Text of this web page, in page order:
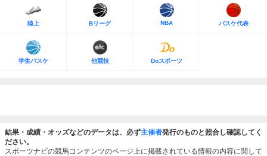
陸上 Bリーグ NBA バスケ代表
学生バスケ 他競技 Doスポーツ
結果・成績・オッズなどのデータは、必ず主催者発行のものと照合し確認してく
ださい。
スポーツナビの競馬コンテンツのページ上に掲載されている情報の内容に関して